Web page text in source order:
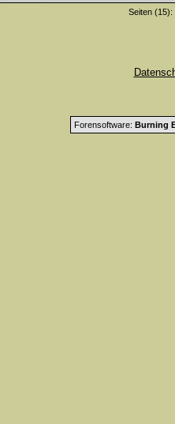
Seiten (15):
Forensoftware: Burning